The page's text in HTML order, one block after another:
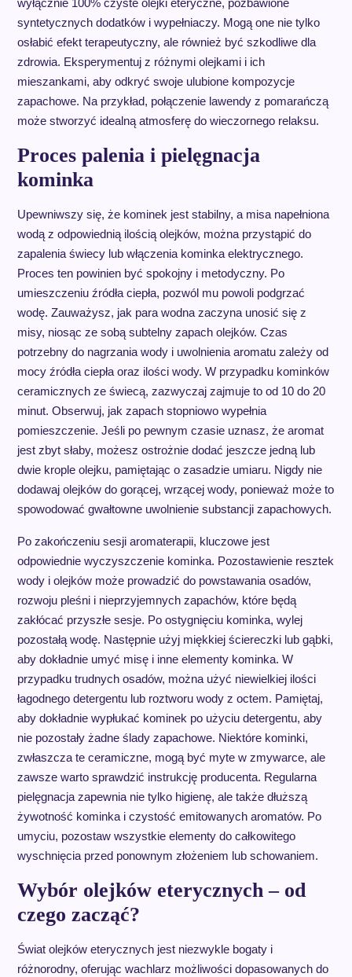
wyłącznie 100% czyste olejki eteryczne, pozbawione
syntetycznych dodatków i wypełniaczy. Mogą one nie tylko
osłabić efekt terapeutyczny, ale również być szkodliwe dla
zdrowia. Eksperymentuj z różnymi olejkami i ich
mieszankami, aby odkryć swoje ulubione kompozycje
zapachowe. Na przykład, połączenie lawendy z pomarańczą
może stworzyć idealną atmosferę do wieczornego relaksu.
Proces palenia i pielęgnacja
kominka
Upewniwszy się, że kominek jest stabilny, a misa napełniona
wodą z odpowiednią ilością olejków, można przystąpić do
zapalenia świecy lub włączenia kominka elektrycznego.
Proces ten powinien być spokojny i metodyczny. Po
umieszczeniu źródła ciepła, pozwól mu powoli podgrzać
wodę. Zauważysz, jak para wodna zaczyna unosić się z
misy, niosąc ze sobą subtelny zapach olejków. Czas
potrzebny do nagrzania wody i uwolnienia aromatu zależy od
mocy źródła ciepła oraz ilości wody. W przypadku kominków
ceramicznych ze świecą, zazwyczaj zajmuje to od 10 do 20
minut. Obserwuj, jak zapach stopniowo wypełnia
pomieszczenie. Jeśli po pewnym czasie uznasz, że aromat
jest zbyt słaby, możesz ostrożnie dodać jeszcze jedną lub
dwie krople olejku, pamiętając o zasadzie umiaru. Nigdy nie
dodawaj olejków do gorącej, wrzącej wody, ponieważ może to
spowodować gwałtowne uwolnienie substancji zapachowych.
Po zakończeniu sesji aromaterapii, kluczowe jest
odpowiednie wyczyszczenie kominka. Pozostawienie resztek
wody i olejków może prowadzić do powstawania osadów,
rozwoju pleśni i nieprzyjemnych zapachów, które będą
zakłócać przyszłe sesje. Po ostygnięciu kominka, wylej
pozostałą wodę. Następnie użyj miękkiej ściereczki lub gąbki,
aby dokładnie umyć misę i inne elementy kominka. W
przypadku trudnych osadów, można użyć niewielkiej ilości
łagodnego detergentu lub roztworu wody z octem. Pamiętaj,
aby dokładnie wypłukać kominek po użyciu detergentu, aby
nie pozostały żadne ślady zapachowe. Niektóre kominki,
zwłaszcza te ceramiczne, mogą być myte w zmywarce, ale
zawsze warto sprawdzić instrukcję producenta. Regularna
pielęgnacja zapewnia nie tylko higienę, ale także dłuższą
żywotność kominka i czystość emitowanych aromatów. Po
umyciu, pozostaw wszystkie elementy do całkowitego
wyschnięcia przed ponownym złożeniem lub schowaniem.
Wybór olejków eterycznych – od
czego zacząć?
Świat olejków eterycznych jest niezwykle bogaty i
różnorodny, oferując wachlarz możliwości dopasowanych do